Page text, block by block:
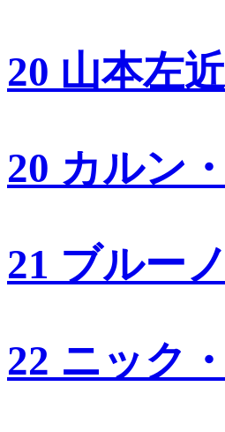
20 山本左近
20 カルン
21 ブルー
22 ニック